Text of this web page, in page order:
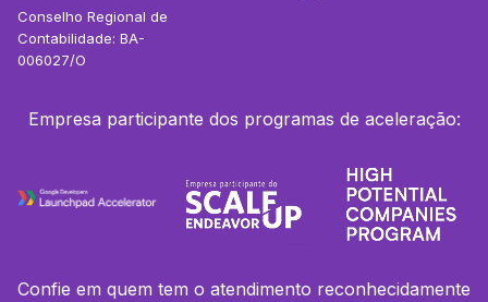
Conselho Regional de
Contabilidade: BA-
006027/O
Empresa participante dos programas de aceleração:
Confie em quem tem o atendimento reconhecidamente